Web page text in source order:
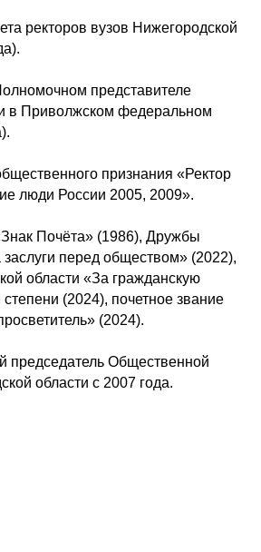
ректоров вузов Нижегородской
представителе
в Приволжском федеральном
признания «Ректор
люди России 2005, 2009».
Почёта» (1986), Дружбы
перед обществом» (2022),
области «За гражданскую
степени (2024), почетное звание
(2024).
председатель Общественной
области с 2007 года.